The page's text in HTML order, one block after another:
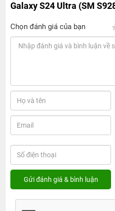
Galaxy S24 Ultra (SM
Chọn đánh giá của bạn